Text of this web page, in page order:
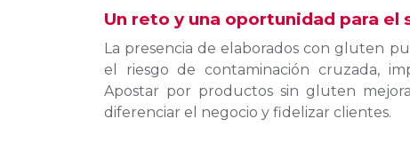
Un reto y una oportunidad para el
La presencia de elaborados con gluten
el riesgo de contaminación cruzada,
Apostar por productos sin gluten
diferenciar el negocio y fidelizar clientes.